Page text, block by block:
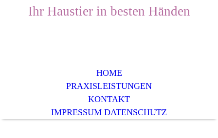
Ihr Haustier in besten Händen
HOME
PRAXISLEISTUNGEN
KONTAKT
IMPRESSUM DATENSCHUTZ